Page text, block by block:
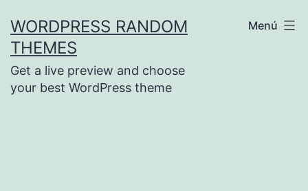
contenido
WORDPRESS RANDOM
THEMES
Get a live preview and choose
your best WordPress theme
Menú